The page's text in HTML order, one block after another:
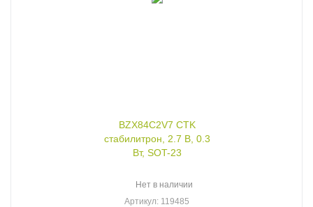
BZX84C2V7 CTK
стабилитрон, 2.7 В, 0.3
Вт, SOT-23
Нет в наличии
Артикул: 119485